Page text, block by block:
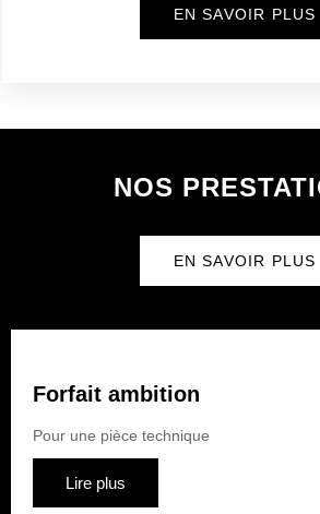
EN SAVOIR PLUS
NOS
EN SAVOIR PLUS
Forfait ambition
Pour une pièce technique
Lire plus